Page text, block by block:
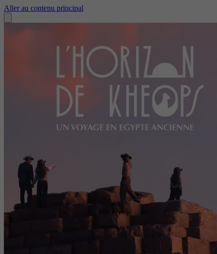
Aller au contenu principal